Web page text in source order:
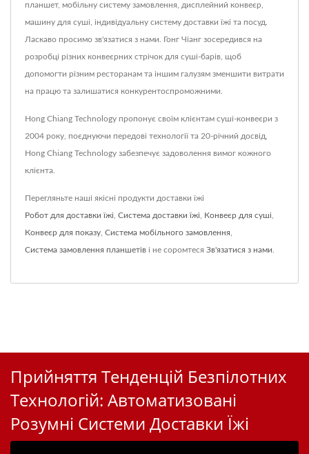
планшет, мобільну систему замовлення, дисплейний конвеєр,
машину для суші, індивідуальну систему доставки їжі та посуд.
Ласкаво просимо зв'язатися з нами. Гонг Чіанг зосередився на
розробці різних конвеєрних стрічок для суші-барів, щоб
допомогти різним ресторанам та іншим галузям зменшити витрати
на працю та залишатися конкурентоспроможними.
Hong Chiang Technology пропонує своїм клієнтам суші-конвеєри з
2004 року, поєднуючи передові технології та 20-річний досвід,
Hong Chiang Technology забезпечує задоволення вимог кожного
клієнта.
Перегляньте наші якісні продукти доставки їжі
Робот для доставки їжі Система доставки їжі Конвеєр для суші
Конвеєр для показу Система мобільного замовлення
Система замовлення планшетів і не соромтеся Зв'язатися з нами
Прийняття Тенденцій Безпілотних
Технологій: Автоматизовані
Розумні Системи Доставки Їжі